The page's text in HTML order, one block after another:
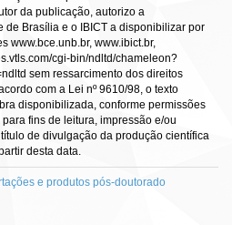
da publicação, autorizo a
de Brasília e o IBICT a disponibilizar por
www.bce.unb.br, www.ibict.br,
cgi-bin/ndltd/chameleon?
sem ressarcimento dos direitos
com a Lei nº 9610/98, o texto
disponibilizada, conforme permissões
fins de leitura, impressão e/ou
de divulgação da produção científica
desta data.
e produtos pós-doutorado